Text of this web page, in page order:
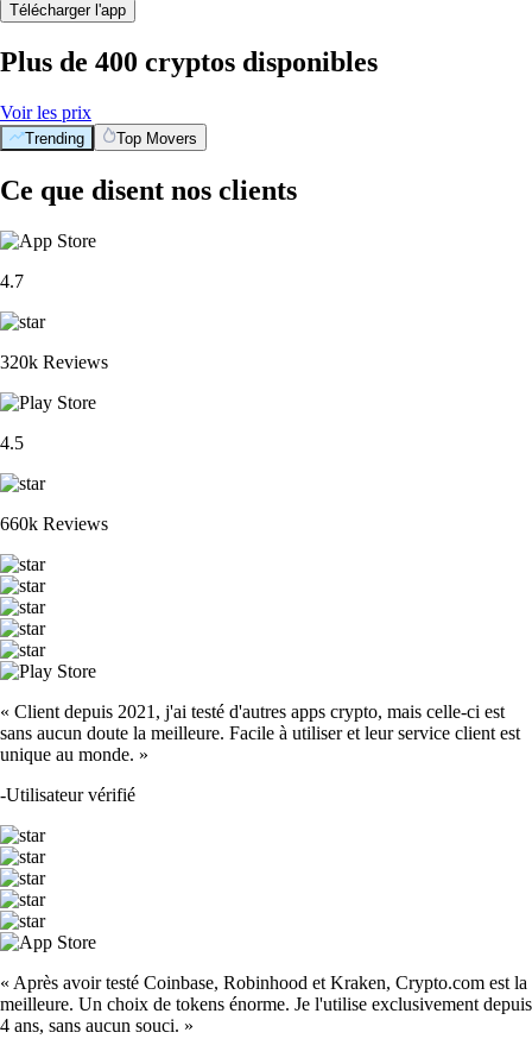
Télécharger l'app
Plus de 400 cryptos disponibles
Voir les prix
Trending Top Movers
Ce que disent nos clients
4.7
320k Reviews
4.5
660k Reviews
« Client depuis 2021, j'ai testé d'autres apps crypto, mais celle-ci est
sans aucun doute la meilleure. Facile à utiliser et leur service client est
unique au monde. »
-Utilisateur vérifié
« Après avoir testé Coinbase, Robinhood et Kraken, Crypto.com est la
meilleure. Un choix de tokens énorme. Je l'utilise exclusivement depuis
4 ans, sans aucun souci. »